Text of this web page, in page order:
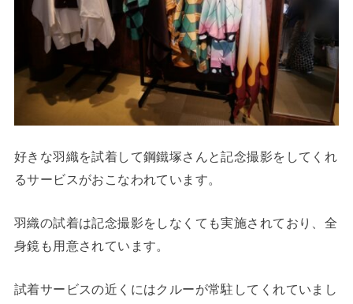
好きな羽織を試着して鋼鐵塚さんと記念撮影をしてくれ
るサービスがおこなわれています。
羽織の試着は記念撮影をしなくても実施されており、全
身鏡も用意されています。
試着サービスの近くにはクルーが常駐してくれていまし